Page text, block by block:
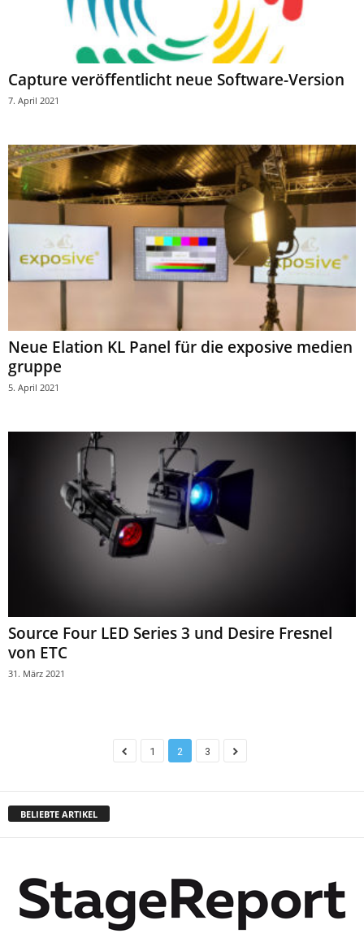
Capture veröffentlicht neue Software-Version
7. April 2021
Neue Elation KL Panel für die exposive medien
gruppe
5. April 2021
Source Four LED Series 3 und Desire Fresnel
von ETC
31. März 2021
1 2 3
BELIEBTE ARTIKEL